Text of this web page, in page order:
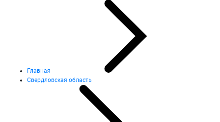
Главная
Свердловская область